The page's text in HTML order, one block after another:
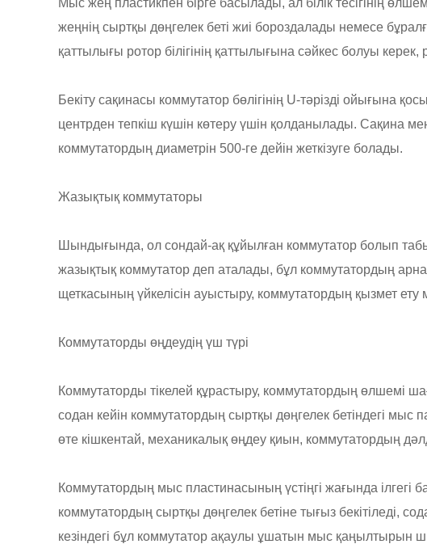
Мыс жең пластикпен бірге басылады, ал білік тесігінің
жеңнің сыртқы дөңгелек беті жиі бороздалады немесе
қаттылығы ротор білігінің қаттылығына сәйкес болуы керек,
Бекіту сақинасы коммутатор бөлігінің U-тәрізді ойығына
центрден тепкіш күшін көтеру үшін қолданылады. Сақина
коммутатордың диаметрін 500-ге дейін жеткізуге болады.
Жазықтық коммутаторы
Шындығында, ол сондай-ақ құйылған коммутатор болып
жазықтық коммутатор деп аталады, бұл коммутатордың
щеткасының үйкелісін ауыстыру, коммутатордың қызмет ету
Коммутаторды өңдеудің үш түрі
Коммутаторды тікелей құрастыру, коммутатордың өлшемі
содан кейін коммутатордың сыртқы дөңгелек бетіндегі
өте кішкентай, механикалық өңдеу қиын, коммутатордың
Коммутатордың мыс пластинасының үстіңгі жағында ілгегі
коммутатордың сыртқы дөңгелек бетіне тығыз бекітіледі,
кезіндегі бұл коммутатор ақаулы ұшатын мыс қаңылтырын